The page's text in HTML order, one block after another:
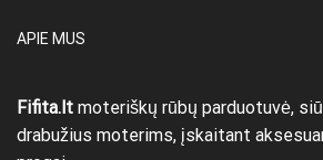
APIE MUS
Fifita.lt moteriškų rūbų parduotuvė,
drabužius moterims, įskaitant